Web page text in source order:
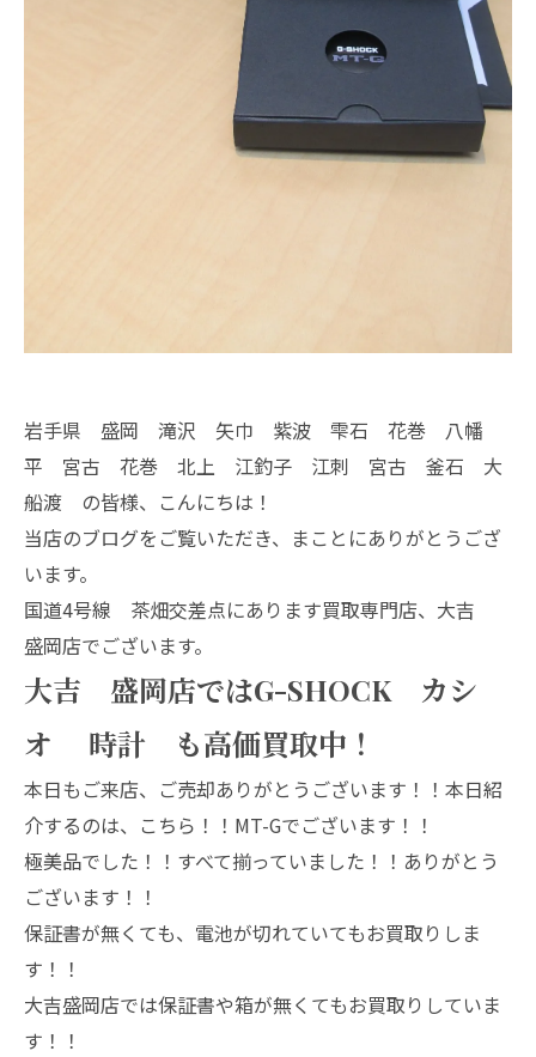
岩手県 盛岡 滝沢 矢巾 紫波 雫石 花巻 八幡
平 宮古 花巻 北上 江釣子 江刺 宮古 釜石 大
船渡 の皆様、こんにちは！
当店のブログをご覧いただき、まことにありがとうござ
います。
国道4号線 茶畑交差点にあります買取専門店、大吉
盛岡店でございます。
大吉 盛岡店ではG-SHOCK カシ
オ 時計 も高価買取中！
本日もご来店、ご売却ありがとうございます！！本日紹
介するのは、こちら！！MT-Gでございます！！
極美品でした！！すべて揃っていました！！ありがとう
ございます！！
保証書が無くても、電池が切れていてもお買取りしま
す！！
大吉盛岡店では保証書や箱が無くてもお買取りしていま
す！！